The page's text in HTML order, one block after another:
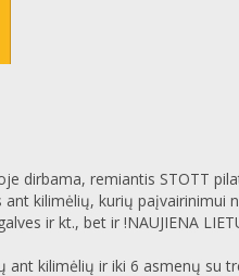
dirbama, remiantis STOTT
kilimėlių, kurių paįvairinimui
ir kt., bet ir !NAUJIENA
kilimėlių ir iki 6 asmenų su